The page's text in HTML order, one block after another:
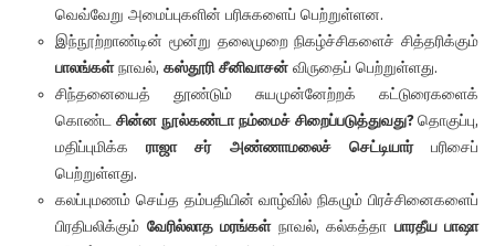
வெவ்வேறு அமைப்புகளின் பரிசுகளைப் பெற்றுள்ளன.
இந்நூற்றாண்டின் மூன்று தலைமுறை நிகழ்ச்சிகளைச் சித்தரிக்கும்
பாலங்கள்நாவல், கஸ்தூரி சீனிவாசன் விருதைப் பெற்றுள்ளது.
சிந்தனையைத் தூண்டும் சுயமுன்னேற்றக் கட்டுரைகளைக்
கொண்ட சின்ன நூல்கண்டா நம்மைச் சிறைப்படுத்துவது?தொகுப்பு,
மதிப்புமிக்கராஜா சர் அண்ணாமலைச் செட்டியார்பரிசைப்
பெற்றுள்ளது.
கலப்புமணம் செய்த தம்பதியின் வாழ்வில் நிகழும் பிரச்சினைகளைப்
பிரதிபலிக்கும் வேரில்லாத மரங்கள்நாவல், கல்கத்தா பாரதீய பாஷா